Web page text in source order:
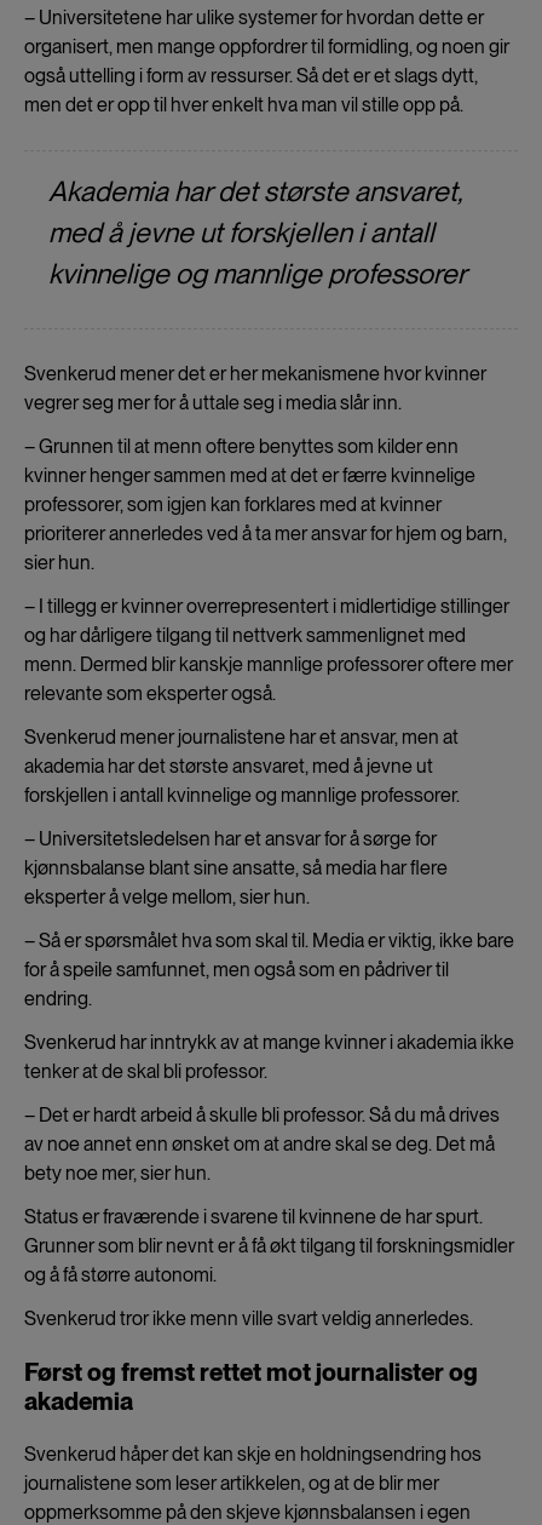
– Universitetene har ulike systemer for hvordan dette er
organisert, men mange oppfordrer til formidling, og noen gir
også uttelling i form av ressurser. Så det er et slags dytt,
men det er opp til hver enkelt hva man vil stille opp på.
Akademia har det største ansvaret,
med å jevne ut forskjellen i antall
kvinnelige og mannlige professorer
Svenkerud mener det er her mekanismene hvor kvinner
vegrer seg mer for å uttale seg i media slår inn.
– Grunnen til at menn oftere benyttes som kilder enn
kvinner henger sammen med at det er færre kvinnelige
professorer, som igjen kan forklares med at kvinner
prioriterer annerledes ved å ta mer ansvar for hjem og barn,
sier hun.
– I tillegg er kvinner overrepresentert i midlertidige stillinger
og har dårligere tilgang til nettverk sammenlignet med
menn. Dermed blir kanskje mannlige professorer oftere mer
relevante som eksperter også.
Svenkerud mener journalistene har et ansvar, men at
akademia har det største ansvaret, med å jevne ut
forskjellen i antall kvinnelige og mannlige professorer.
– Universitetsledelsen har et ansvar for å sørge for
kjønnsbalanse blant sine ansatte, så media har flere
eksperter å velge mellom, sier hun.
– Så er spørsmålet hva som skal til. Media er viktig, ikke bare
for å speile samfunnet, men også som en pådriver til
endring.
Svenkerud har inntrykk av at mange kvinner i akademia ikke
tenker at de skal bli professor.
– Det er hardt arbeid å skulle bli professor. Så du må drives
av noe annet enn ønsket om at andre skal se deg. Det må
bety noe mer, sier hun.
Status er fraværende i svarene til kvinnene de har spurt.
Grunner som blir nevnt er å få økt tilgang til forskningsmidler
og å få større autonomi.
Svenkerud tror ikke menn ville svart veldig annerledes.
Først og fremst rettet mot journalister og
akademia
Svenkerud håper det kan skje en holdningsendring hos
journalistene som leser artikkelen, og at de blir mer
oppmerksomme på den skjeve kjønnsbalansen i egen